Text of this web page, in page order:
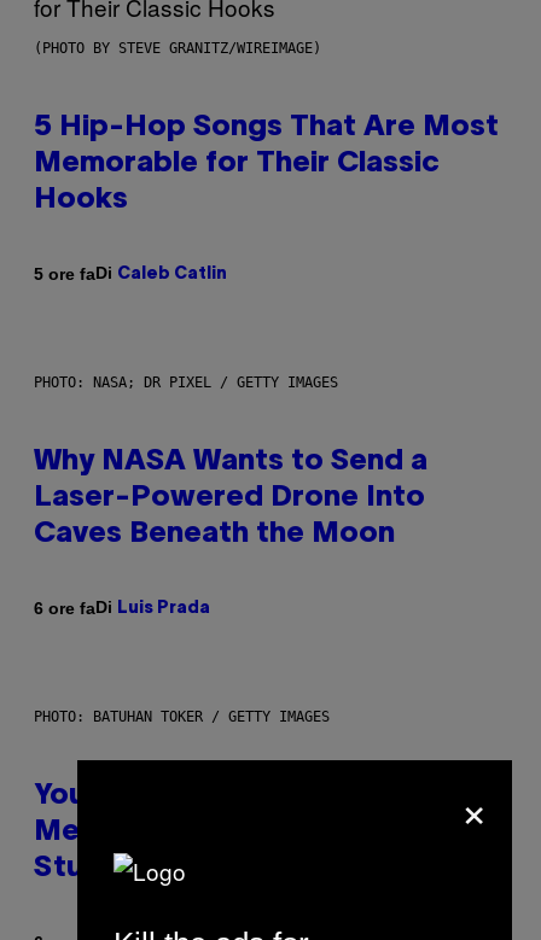
(PHOTO BY STEVE GRANITZ/WIREIMAGE)
5 Hip-Hop Songs That Are Most
Memorable for Their Classic
Hooks
5 ore faDi Caleb Catlin
PHOTO: NASA; DR PIXEL / GETTY IMAGES
Why NASA Wants to Send a
Laser-Powered Drone Into
Caves Beneath the Moon
6 ore faDi Luis Prada
PHOTO: BATUHAN TOKER / GETTY IMAGES
Your Desk Height Could Be
Messing With Your Brain, New
Study Finds
×